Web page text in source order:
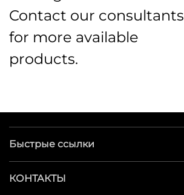
Contact our consultants
for more available
products.
Быстрые ссылки
КОНТАКТЫ